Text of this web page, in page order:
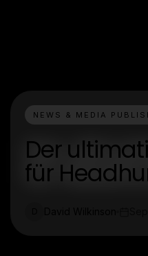
NEWS & MEDIA
Der
für